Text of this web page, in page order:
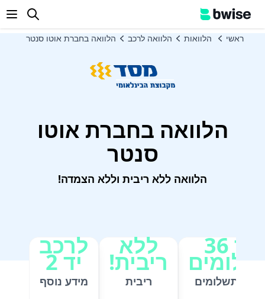
ראשי הלוואות הלוואה לרכב הלוואה בחברת אוטו סנטר
הלוואה בחברת אוטו
סנטר
הלוואה ללא ריבית וללא הצמדה!
עד 36
תשלומים
ללא
ריבית!
ריבית
לרכב
יד 2
מידע נוסף